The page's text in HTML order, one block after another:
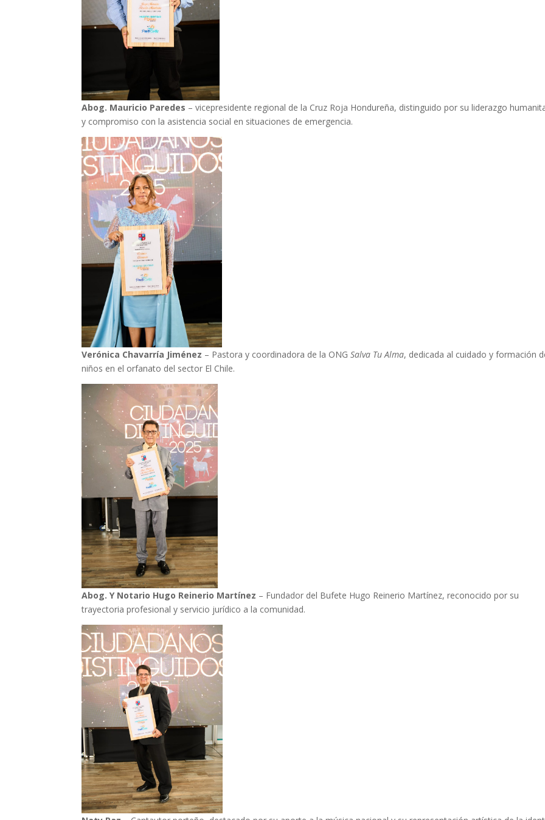
Abog. Mauricio Paredes – vicepresidente regional de la Cruz Roja Hondureña, distinguido por su liderazgo
y compromiso con la asistencia social en situaciones de emergencia.
Verónica Chavarría Jiménez – Pastora y coordinadora de la ONGSalva Tu Alma, dedicada al cuidado y formación
niños en el orfanato del sector El Chile.
Abog. Y Notario Hugo Reinerio Martínez – Fundador del Bufete Hugo Reinerio Martínez, reconocido por su
trayectoria profesional y servicio jurídico a la comunidad.